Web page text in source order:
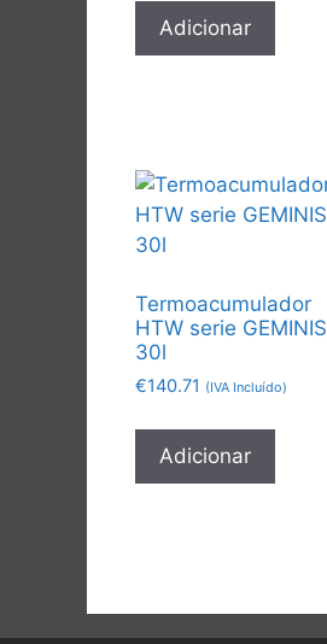
Adicionar
Termoacumulador
HTW serie GEMINIS
30l
€140.71 (IVA Incluído)
Adicionar